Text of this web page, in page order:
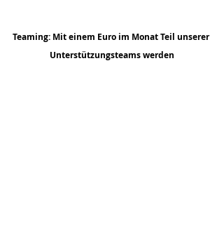
Teaming: Mit einem Euro im Monat Teil unserer
Unterstützungsteams werden